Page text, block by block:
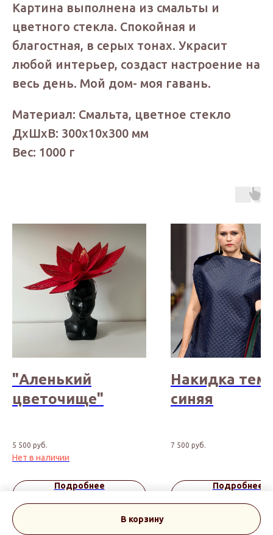
В корзину
Картина выполнена из смальты и
цветного стекла. Спокойная и
благостная, в серых тонах. Украсит
любой интерьер, создаст настроение на
весь день. Мой дом- моя гавань.
Материал: Смальта, цветное стекло
ДxШxВ: 300x10x300 мм
Вес: 1000 г
"Аленький
цветочище"
5 500 руб.
Нет в наличии
Подробнее
Накидка
синяя
7 500 руб.
Подробнее